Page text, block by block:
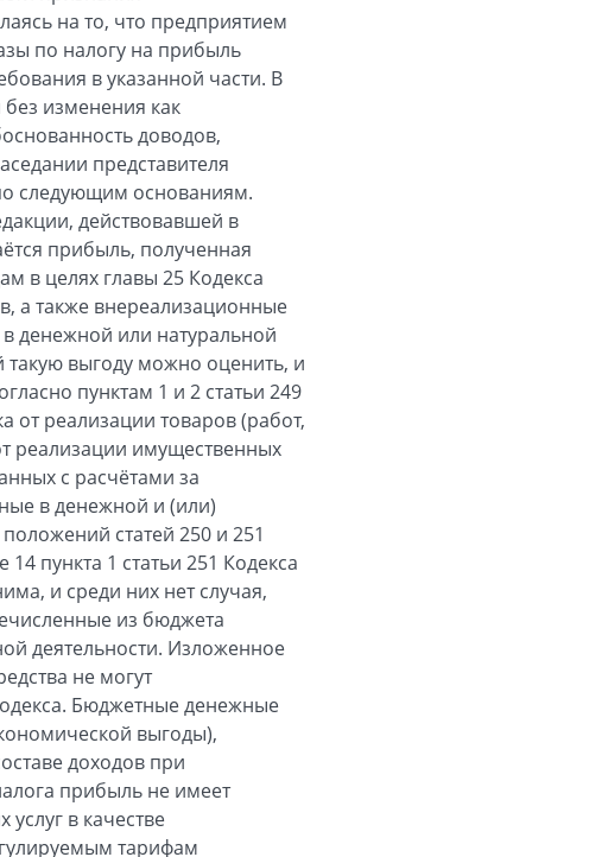
на то, что предприятием
по налогу на прибыль
в указанной части. В
изменения как
доводов,
представителя
следующим основаниям.
действовавшей в
прибыль, полученная
в целях главы 25 Кодекса
а также внереализационные
денежной или натуральной
выгоду можно оценить, и
пунктам 1 и 2 статьи 249
от реализации товаров (работ,
реализации имущественных
с расчётами за
в денежной и (или)
статей 250 и 251
пункта 1 статьи 251 Кодекса
и среди них нет случая,
из бюджета
деятельности. Изложенное
не могут
Бюджетные денежные
выгоды),
доходов при
прибыль не имеет
в качестве
тарифам